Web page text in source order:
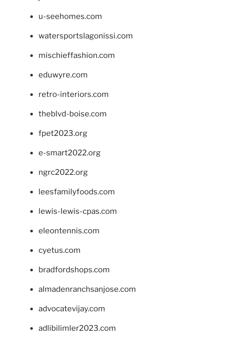
u-seehomes.com
watersportslagonissi.com
mischieffashion.com
eduwyre.com
retro-interiors.com
theblvd-boise.com
fpet2023.org
e-smart2022.org
ngrc2022.org
leesfamilyfoods.com
lewis-lewis-cpas.com
eleontennis.com
cyetus.com
bradfordshops.com
almadenranchsanjose.com
advocatevijay.com
adlibilimler2023.com